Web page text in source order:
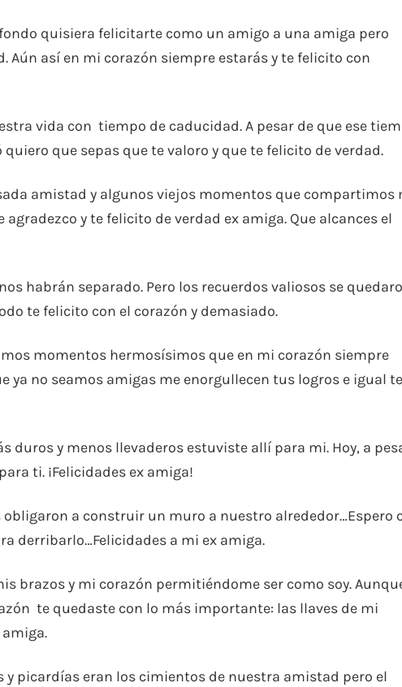
quisiera felicitarte como un amigo a una amiga pero
Aún así en mi corazón siempre estarás y te felicito con
vida con tiempo de caducidad. A pesar de que ese
que sepas que te valoro y que te felicito de verdad.
amistad y algunos viejos momentos que compartimos
y te felicito de verdad ex amiga. Que alcances el
habrán separado. Pero los recuerdos valiosos se
te felicito con el corazón y demasiado.
momentos hermosísimos que en mi corazón siempre
ya no seamos amigas me enorgullecen tus logros e igual te
duros y menos llevaderos estuviste allí para mi. Hoy, a
ti. ¡Felicidades ex amiga!
a construir un muro a nuestro alrededor…Espero
derribarlo…Felicidades a mi ex amiga.
brazos y mi corazón permitiéndome ser como soy.
te quedaste con lo más importante: las llaves de mi
y picardías eran los cimientos de nuestra amistad pero el